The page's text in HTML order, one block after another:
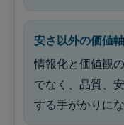
安さ以外の価値
情報化と価値観
でなく、品質、
する手がかりに